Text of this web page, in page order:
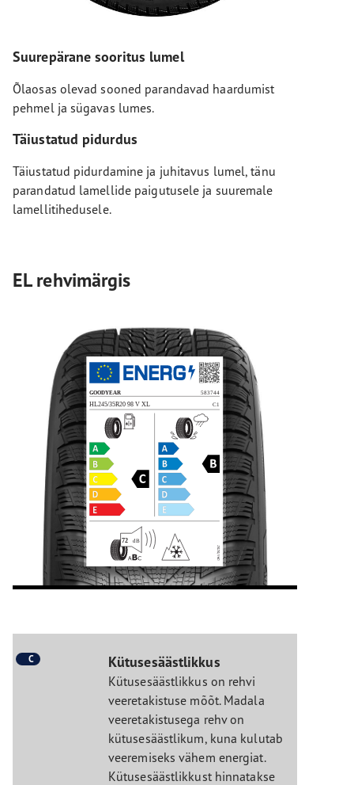
Suurepärane sooritus lumel
Õlaosas olevad sooned parandavad haardumist
pehmel ja sügavas lumes.
Täiustatud pidurdus
Täiustatud pidurdamine ja juhitavus lumel, tänu
parandatud lamellide paigutusele ja suuremale
lamellitihedusele.
EL rehvimärgis
C Kütusesäästlikkus
Kütusesäästlikkus on rehvi
veeretakistuse mõõt. Madala
veeretakistusega rehv on
kütusesäästlikum, kuna kulutab
veeremiseks vähem energiat.
Kütusesäästlikkust hinnatakse